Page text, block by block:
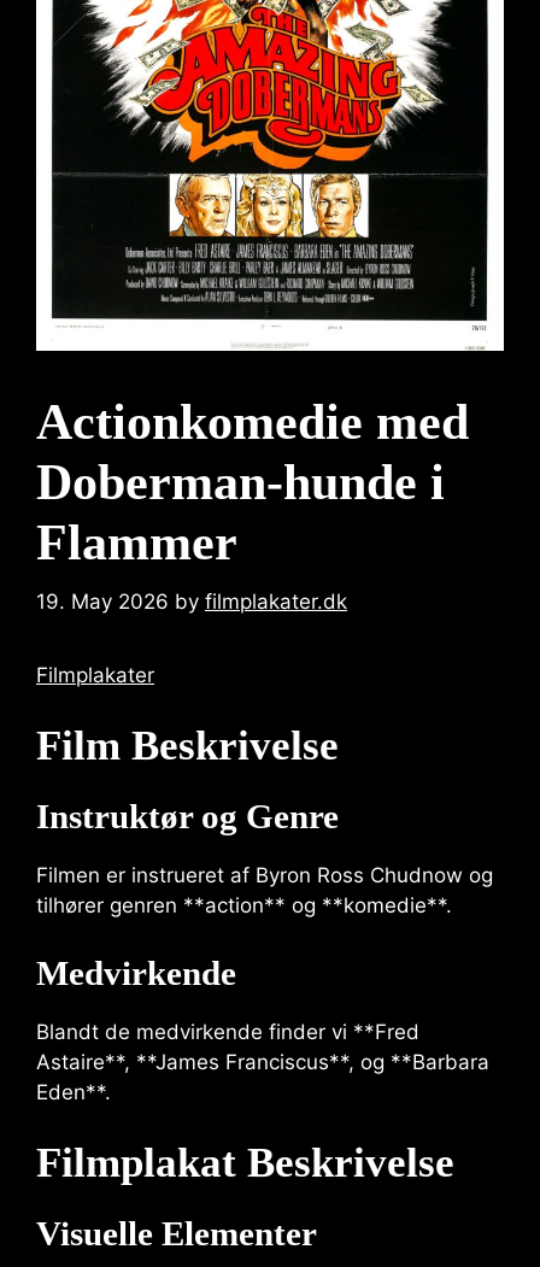
Actionkomedie med
Doberman-hunde i
Flammer
19. May 2026 by filmplakater.dk
Filmplakater
Film Beskrivelse
Instruktør og Genre
Filmen er instrueret af Byron Ross Chudnow og
tilhører genren **action** og **komedie**.
Medvirkende
Blandt de medvirkende finder vi **Fred
Astaire**, **James Franciscus**, og **Barbara
Eden**.
Filmplakat Beskrivelse
Visuelle Elementer